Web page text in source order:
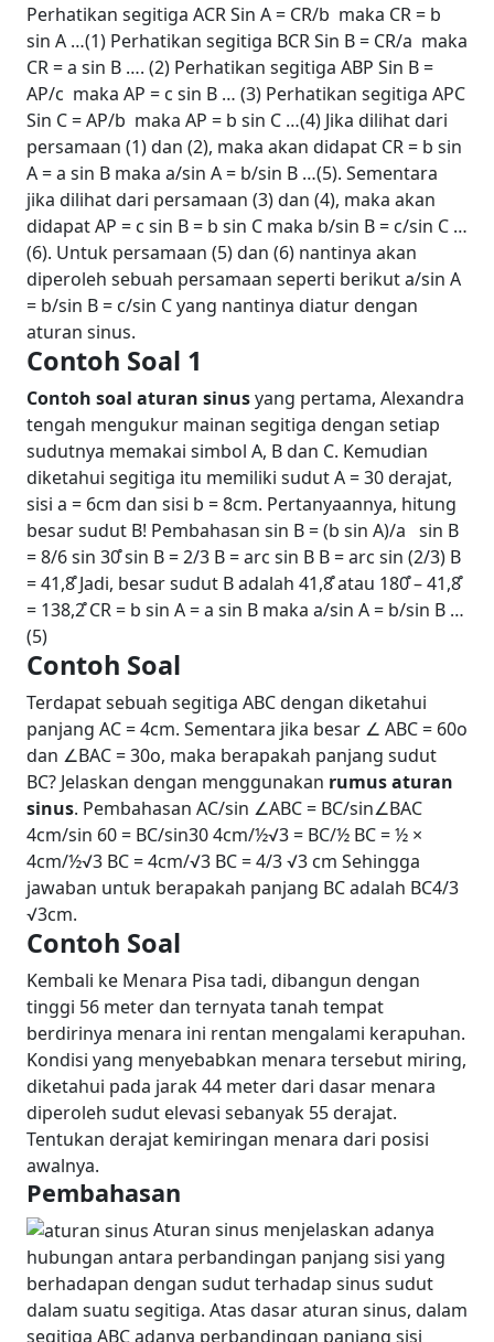
Perhatikan segitiga ACRSin A = CR/b maka CR = b
sin A …(1) Perhatikan segitiga BCRSin B = CR/a maka
CR = a sin B …. (2) Perhatikan segitiga ABP Sin B =
AP/c maka AP = c sin B … (3) Perhatikan segitiga APC
Sin C = AP/b maka AP = b sin C …(4) Jika dilihat dari
persamaan (1) dan (2), maka akan didapat CR = b sin
A = a sin B maka a/sin A = b/sin B …(5). Sementara
jika dilihat dari persamaan (3) dan (4), maka akan
didapat AP = c sin B = b sin C maka b/sin B = c/sin C …
(6). Untuk persamaan (5) dan (6) nantinya akan
diperoleh sebuah persamaan seperti berikut a/sin A
= b/sin B = c/sin C yang nantinya diatur dengan
aturan sinus.
Contoh Soal 1
Contoh soal aturan sinusyang pertama, Alexandra
tengah mengukur mainan segitiga dengan setiap
sudutnya memakai simbol A, B dan C. Kemudian
diketahui segitiga itu memiliki sudut A = 30 derajat,
sisi a = 6cm dan sisi b = 8cm. Pertanyaannya, hitung
besar sudut B! Pembahasan sin B = (b sin A)/a sin B
= 8/6 sin 30̊sin B = 2/3 B = arc sin B B = arc sin (2/3) B
= 41,8̊ Jadi, besar sudut B adalah 41,8̊ atau 180̊ – 41,8̊
= 138,2̊ CR = b sin A = a sin B maka a/sin A = b/sin B …
(5)
Contoh Soal
Terdapat sebuah segitiga ABC dengan diketahui
panjang AC = 4cm. Sementara jika besar ∠ ABC = 60o
dan ∠BAC = 30o, maka berapakah panjang sudut
BC? Jelaskan dengan menggunakan rumus aturan
sinus. Pembahasan AC/sin ∠ABC = BC/sin∠BAC
4cm/sin 60 = BC/sin304cm/½√3 = BC/½ BC = ½ ×
4cm/½√3 BC = 4cm/√3 BC = 4/3 √3 cm Sehingga
jawaban untuk berapakah panjang BC adalah BC4/3
√3cm.
Contoh Soal
Kembali ke Menara Pisa tadi, dibangun dengan
tinggi 56 meter dan ternyata tanah tempat
berdirinya menara ini rentan mengalami kerapuhan.
Kondisi yang menyebabkan menara tersebut miring,
diketahui pada jarak 44 meter dari dasar menara
diperoleh sudut elevasi sebanyak 55 derajat.
Tentukan derajat kemiringan menara dari posisi
awalnya.
Pembahasan
Aturan sinus menjelaskan adanya
hubungan antara perbandingan panjang sisi yang
berhadapan dengan sudut terhadap sinus sudut
dalam suatu segitiga. Atas dasar aturan sinus, dalam
segitiga ABC adanya perbandingan panjang sisi